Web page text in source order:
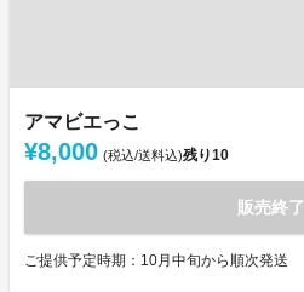
アマビエっこ
¥8,000 (税込/送料込)残り10
販売終了
ご提供予定時期：10月中旬から順次発送